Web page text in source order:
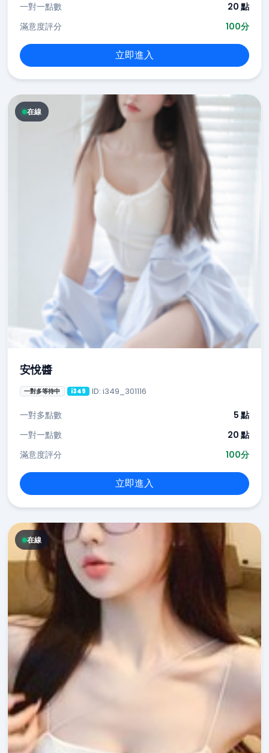
一對一點數
20 點
滿意度評分
100分
立即進入
在線
安悅醬
一對多等待中 i349 ID: i349_301116
一對多點數
5 點
一對一點數
20 點
滿意度評分
100分
立即進入
在線